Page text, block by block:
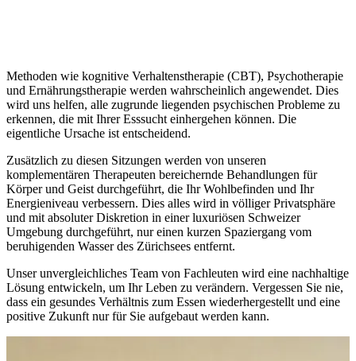
Methoden wie kognitive Verhaltenstherapie (CBT), Psychotherapie
und Ernährungstherapie werden wahrscheinlich angewendet. Dies
wird uns helfen, alle zugrunde liegenden psychischen Probleme zu
erkennen, die mit Ihrer Esssucht einhergehen können. Die
eigentliche Ursache ist entscheidend.
Zusätzlich zu diesen Sitzungen werden von unseren
komplementären Therapeuten bereichernde Behandlungen für
Körper und Geist durchgeführt, die Ihr Wohlbefinden und Ihr
Energieniveau verbessern. Dies alles wird in völliger Privatsphäre
und mit absoluter Diskretion in einer luxuriösen Schweizer
Umgebung durchgeführt, nur einen kurzen Spaziergang vom
beruhigenden Wasser des Zürichsees entfernt.
Unser unvergleichliches Team von Fachleuten wird eine nachhaltige
Lösung entwickeln, um Ihr Leben zu verändern. Vergessen Sie nie,
dass ein gesundes Verhältnis zum Essen wiederhergestellt und eine
positive Zukunft nur für Sie aufgebaut werden kann.